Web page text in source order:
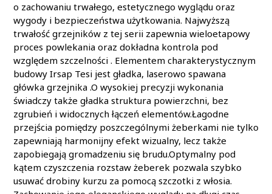
o zachowaniu trwałego, estetycznego wyglądu oraz
wygody i bezpieczeństwa użytkowania. Najwyższą
trwałość grzejników z tej serii zapewnia wieloetapowy
proces powlekania oraz dokładna kontrola pod
względem szczelności . Elementem charakterystycznym
budowy Irsap Tesi jest gładka, laserowo spawana
główka grzejnika .O wysokiej precyzji wykonania
świadczy także gładka struktura powierzchni, bez
zgrubień i widocznych łączeń elementów.Łagodne
przejścia pomiędzy poszczególnymi żeberkami nie tylko
zapewniają harmonijny efekt wizualny, lecz także
zapobiegają gromadzeniu się brudu.Optymalny pod
kątem czyszczenia rozstaw żeberek pozwala szybko
usuwać drobiny kurzu za pomocą szczotki z włosia.